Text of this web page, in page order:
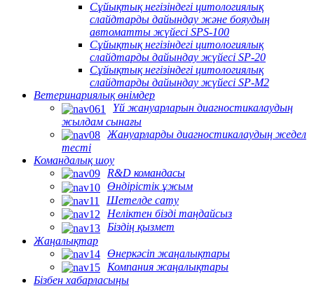
Сұйықтық негізіндегі цитологиялық
слайдтарды дайындау және бояудың
автоматты жүйесі SPS-100
Сұйықтық негізіндегі цитологиялық
слайдтарды дайындау жүйесі SP-20
Сұйықтық негізіндегі цитологиялық
слайдтарды дайындау жүйесі SP-M2
Ветеринариялық өнімдер
Үй жануарларын диагностикалаудың
жылдам сынағы
Жануарларды диагностикалаудың жедел
тесті
Командалық шоу
R&D командасы
Өндірістік ұжым
Шетелде сату
Неліктен бізді таңдайсыз
Біздің қызмет
Жаңалықтар
Өнеркәсіп жаңалықтары
Компания жаңалықтары
Бізбен хабарласыңы